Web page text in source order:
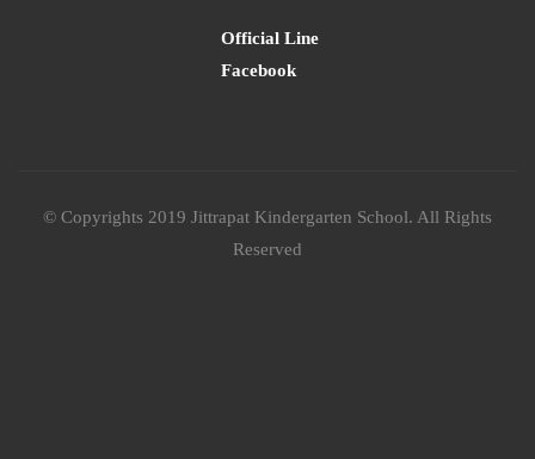
Official Line
Facebook
© Copyrights 2019 Jittrapat Kindergarten School. All Rights
Reserved